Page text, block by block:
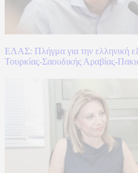
ΕΛΑΣ: Πλήγμα για την ελληνική
Τουρκίας-Σαουδικής Αραβίας-